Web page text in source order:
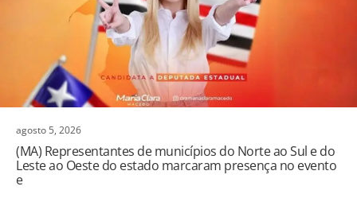
agosto 5, 2026
(MA) Representantes de municípios do Norte ao Sul e do
Leste ao Oeste do estado marcaram presença no evento
e